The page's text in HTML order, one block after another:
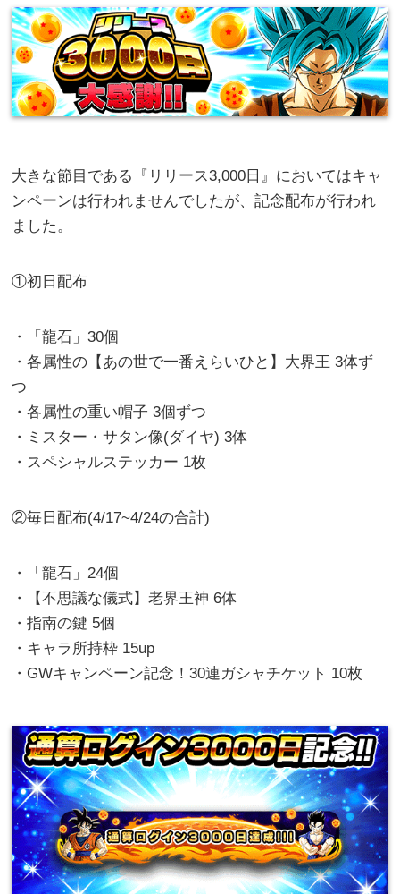
大きな節目である『リリース3,000日』においてはキャ
ンペーンは行われませんでしたが、記念配布が行われ
ました。
①初日配布
・「龍石」30個
・各属性の【あの世で一番えらいひと】大界王 3体ず
つ
・各属性の重い帽子 3個ずつ
・ミスター・サタン像(ダイヤ) 3体
・スペシャルステッカー 1枚
②毎日配布(4/17~4/24の合計)
・「龍石」24個
・【不思議な儀式】老界王神 6体
・指南の鍵 5個
・キャラ所持枠 15up
・GWキャンペーン記念！30連ガシャチケット 10枚